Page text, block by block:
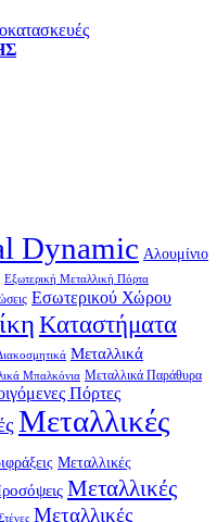
Dynamic Αλουμίνιο
Εξωτερική Μεταλλική Πόρτα
Εσωτερικού Χώρου
Καταστήματα
Μεταλλικά
Μπαλκόνια Μεταλλικά Παράθυρα
Πόρτες
Μεταλλικές
Μεταλλικές
Μεταλλικές
Μεταλλικές